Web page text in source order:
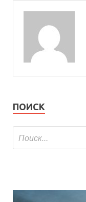
ПОИСК